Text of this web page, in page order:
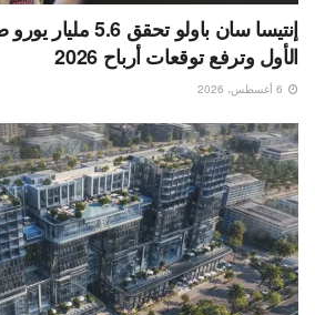
إنتيسا سان باولو
الأول وترفع توقعات أرباح 2026